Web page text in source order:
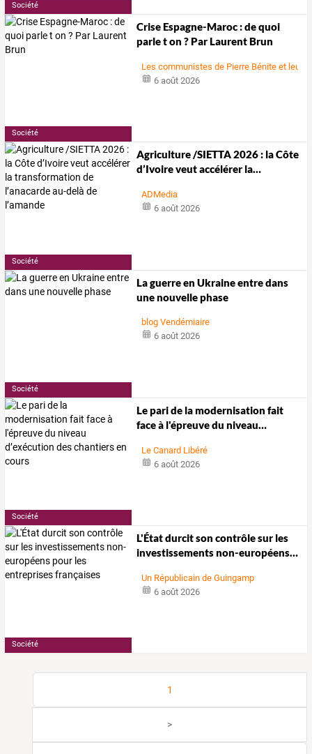
Société
Société
Crise Espagne-Maroc : de quoi
parle t on ? Par Laurent Brun
Les communistes de Pierre Bénite et leurs
6 août 2026
Société
Agriculture/SIETTA2026: laCôte
d’Ivoireveutaccélérer la…
ADMedia
6 août 2026
Société
La guerre en Ukraine entre dans
une nouvelle phase
blog Vendémiaire
6 août 2026
Société
Leparide lamodernisation fait
faceà l'épreuvedu niveau…
Le Canard Libéré
6 août 2026
Société
L'Étatdurcitson contrôlesur les
investissementsnon-européens…
Un Républicain de Guingamp
6 août 2026
1
>